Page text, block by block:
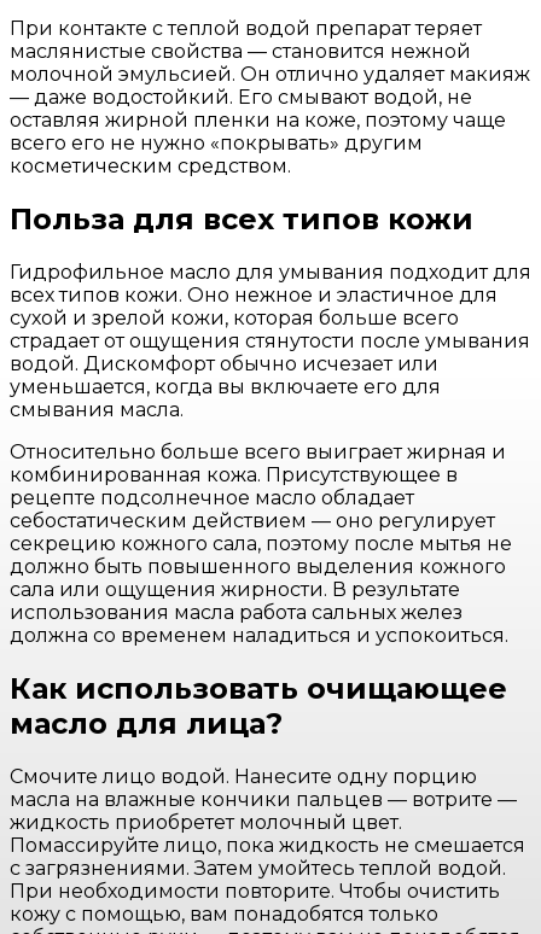
При контакте с теплой водой препарат теряет
маслянистые свойства — становится нежной
молочной эмульсией. Он отлично удаляет макияж
— даже водостойкий. Его смывают водой, не
оставляя жирной пленки на коже, поэтому чаще
всего его не нужно «покрывать» другим
косметическим средством.
Польза для всех типов кожи
Гидрофильное масло для умывания подходит для
всех типов кожи. Оно нежное и эластичное для
сухой и зрелой кожи, которая больше всего
страдает от ощущения стянутости после умывания
водой. Дискомфорт обычно исчезает или
уменьшается, когда вы включаете его для
смывания масла.
Относительно больше всего выиграет жирная и
комбинированная кожа. Присутствующее в
рецепте подсолнечное масло обладает
себостатическим действием — оно регулирует
секрецию кожного сала, поэтому после мытья не
должно быть повышенного выделения кожного
сала или ощущения жирности. В результате
использования масла работа сальных желез
должна со временем наладиться и успокоиться.
Как использовать очищающее
масло для лица?
Смочите лицо водой. Нанесите одну порцию
масла на влажные кончики пальцев — вотрите —
жидкость приобретет молочный цвет.
Помассируйте лицо, пока жидкость не смешается
с загрязнениями. Затем умойтесь теплой водой.
При необходимости повторите. Чтобы очистить
кожу с помощью, вам понадобятся только